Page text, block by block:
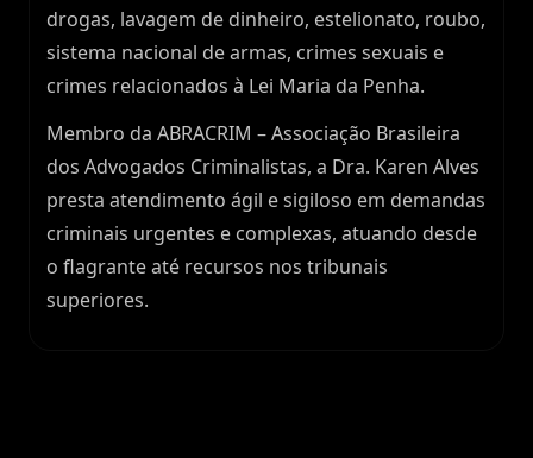
drogas, lavagem de dinheiro, estelionato, roubo,
sistema nacional de armas, crimes sexuais e
crimes relacionados à Lei Maria da Penha.
Membro da ABRACRIM – Associação Brasileira
dos Advogados Criminalistas, a Dra. Karen Alves
presta atendimento ágil e sigiloso em demandas
criminais urgentes e complexas, atuando desde
o flagrante até recursos nos tribunais
superiores.